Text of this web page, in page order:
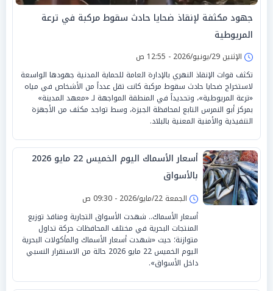
جهود مكثفة لإنقاذ ضحايا حادث سقوط مركبة في ترعة
المريوطية
الإثنين 29/يونيو/2026 - 12:55 ص
تكثف قوات الإنقاذ النهري بالإدارة العامة للحماية المدنية جهودها الواسعة
لاستخراج ضحايا حادث سقوط مركبة كانت تقل عدداً من الأشخاص في مياه
«ترعة المريوطية»، وتحديداً في المنطقة المواجهة لـ «معهد المدينة»
بمركز أبو النمرس التابع لمحافظة الجيزة، وسط تواجد مكثف من الأجهزة
التنفيذية والأمنية المعنية بالبلاد.
أسعار الأسماك اليوم الخميس 22 مايو 2026
بالأسواق
الجمعة 22/مايو/2026 - 09:30 ص
أسعار الأسماك.. شهدت الأسواق التجارية ومنافذ توزيع
المنتجات البحرية في مختلف المحافظات حركة تداول
متوازنة؛ حيث «شهدت أسعار الأسماك والمأكولات البحرية
اليوم الخميس 22 مايو 2026 حالة من الاستقرار النسبي
داخل الأسواق».